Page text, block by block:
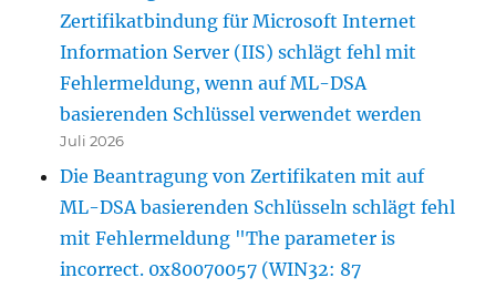
Zertifikatbindung für Microsoft Internet
Information Server (IIS) schlägt fehl mit
Fehlermeldung, wenn auf ML-DSA
basierenden Schlüssel verwendet werden
Juli 2026
Die Beantragung von Zertifikaten mit auf
ML-DSA basierenden Schlüsseln schlägt fehl
mit Fehlermeldung "The parameter is
incorrect. 0x80070057 (WIN32: 87